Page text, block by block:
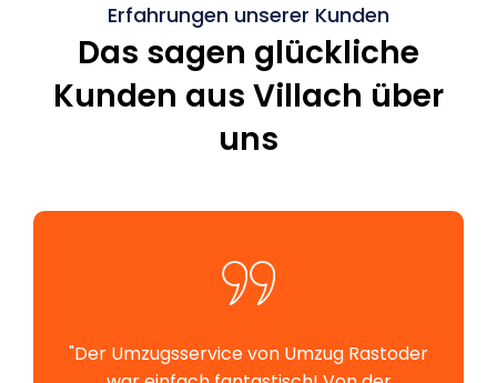
Erfahrungen unserer Kunden
Das sagen glückliche
Kunden aus Villach über
uns
"Der Umzugsservice von Umzug Rastoder